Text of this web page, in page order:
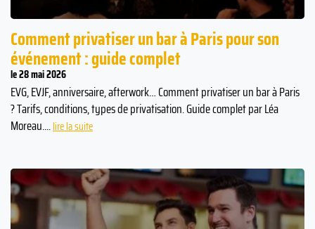
Comment privatiser un bar à Paris pour son
événement : guide complet
le 28 mai 2026
EVG, EVJF, anniversaire, afterwork… Comment privatiser un bar à Paris
? Tarifs, conditions, types de privatisation. Guide complet par Léa
Moreau....lire la suite